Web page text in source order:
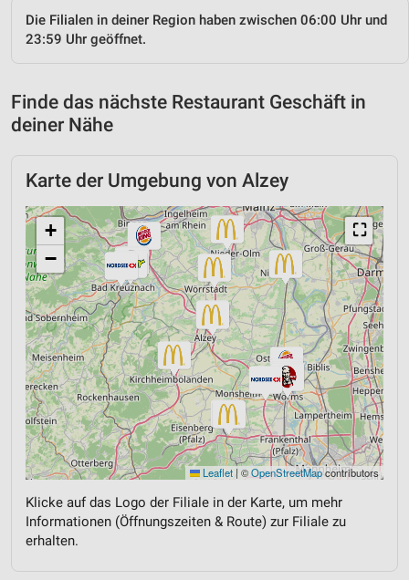
Die Filialen in deiner Region haben zwischen 06:00 Uhr und
23:59 Uhr geöffnet.
Finde das nächste Restaurant Geschäft in
deiner Nähe
Karte der Umgebung von Alzey
⛶
+
−
Leaflet | ©OpenStreetMapcontributors
Klicke auf das Logo der Filiale in der Karte, um mehr
Informationen (Öffnungszeiten & Route) zur Filiale zu
erhalten.